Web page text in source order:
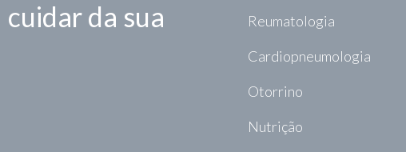
cuidar da sua
Reumatologia
Cardiopneumologia
Otorrino
Nutrição